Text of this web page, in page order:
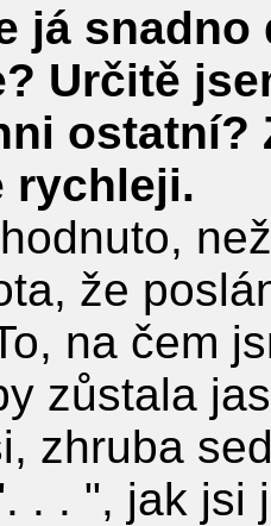
já
Určitě
ostatní?
rychleji.
že
na čem
zůstala
zhruba
. . ", jak jsi